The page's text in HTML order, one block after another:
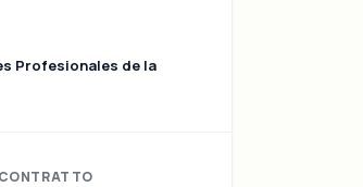
Profesionales de la